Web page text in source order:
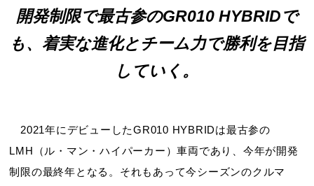
開発制限で最古参のGR010 HYBRIDで
も、 着実な進化とチーム力で勝利を目指
していく。
2021年にデビューしたGR010 HYBRIDは最古参の
LMH（ル・マン・ハイパーカー）車両であり、今年が開発
制限の最終年となる。それもあって今シーズンのクルマ